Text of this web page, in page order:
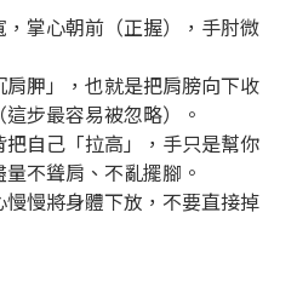
掌心朝前（正握），手肘微
肩胛」，也就是把肩膀向下收
步最容易被忽略）。
把自己「拉高」，手只是幫你
不聳肩、不亂擺腳。
慢慢將身體下放，不要直接掉